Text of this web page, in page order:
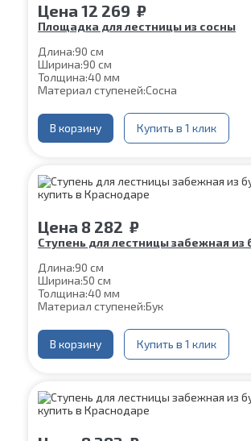
Цена 12 269 ₽
Площадка для лестницы из сосны
Длина:90 см
Ширина:90 см
Толщина:40 мм
Материал ступеней:Сосна
В корзину Купить в 1 клик
Цена 8 282 ₽
Ступень для лестницы забежная из
Длина:90 см
Ширина:50 см
Толщина:40 мм
Материал ступеней:Бук
В корзину Купить в 1 клик